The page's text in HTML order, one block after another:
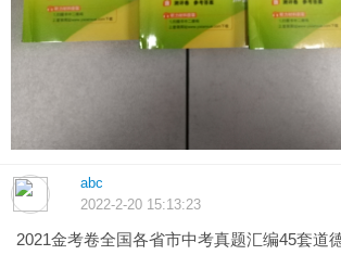
abc
2022-2-20 15:13:23
2021金考卷全国各省市中考真题汇编45套道